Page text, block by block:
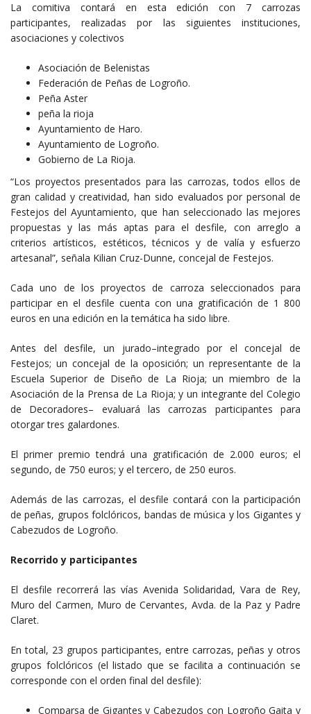
La comitiva contará en esta edición con 7 carrozas
participantes, realizadas por las siguientes instituciones,
asociaciones y colectivos
Asociación de Belenistas
Federación de Peñas de Logroño.
Peña Aster
peña la rioja
Ayuntamiento de Haro.
Ayuntamiento de Logroño.
Gobierno de La Rioja.
“Los proyectos presentados para las carrozas, todos ellos de
gran calidad y creatividad, han sido evaluados por personal de
Festejos del Ayuntamiento, que han seleccionado las mejores
propuestas y las más aptas para el desfile, con arreglo a
criterios artísticos, estéticos, técnicos y de valía y esfuerzo
artesanal”, señala Kilian Cruz-Dunne, concejal de Festejos.
Cada uno de los proyectos de carroza seleccionados para
participar en el desfile cuenta con una gratificación de 1 800
euros en una edición en la temática ha sido libre.
Antes del desfile, un jurado–integrado por el concejal de
Festejos; un concejal de la oposición;un representante de la
Escuela Superior de Diseño de La Rioja;un miembro de la
Asociación de la Prensa de La Rioja;y un integrante del Colegio
de Decoradores– evaluará las carrozas participantes para
otorgar tres galardones.
El primer premio tendrá una gratificación de 2.000 euros; el
segundo, de 750 euros; y el tercero, de 250 euros.
Además de las carrozas, el desfile contará con la participación
de peñas, grupos folclóricos, bandas de música y los Gigantes y
Cabezudos de Logroño.
Recorrido y participantes
El desfile recorrerá las vías Avenida Solidaridad, Vara de Rey,
Muro del Carmen, Muro de Cervantes, Avda. de la Paz y Padre
Claret.
En total, 23 grupos participantes, entre carrozas, peñas y otros
grupos folclóricos (el listado que se facilita a continuación se
corresponde con el orden final del desfile):
Comparsa de Gigantes y Cabezudos con Logroño Gaita y